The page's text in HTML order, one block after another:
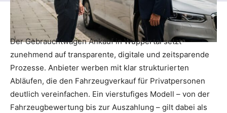
Der Gebrauchtwagen Ankauf in Wuppertal setzt
zunehmend auf transparente, digitale und zeitsparende
Prozesse. Anbieter werben mit klar strukturierten
Abläufen, die den Fahrzeugverkauf für Privatpersonen
deutlich vereinfachen. Ein vierstufiges Modell – von der
Fahrzeugbewertung bis zur Auszahlung – gilt dabei als